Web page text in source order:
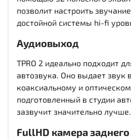
позволит настроить
достойной системы hi-fi
Аудиовыход
TPRO 2 идеально подходит
автозвука. Оно выдает звук
коаксиальному и
подготовленный в студии
зазвучит значительно лучше.
FullHD камера